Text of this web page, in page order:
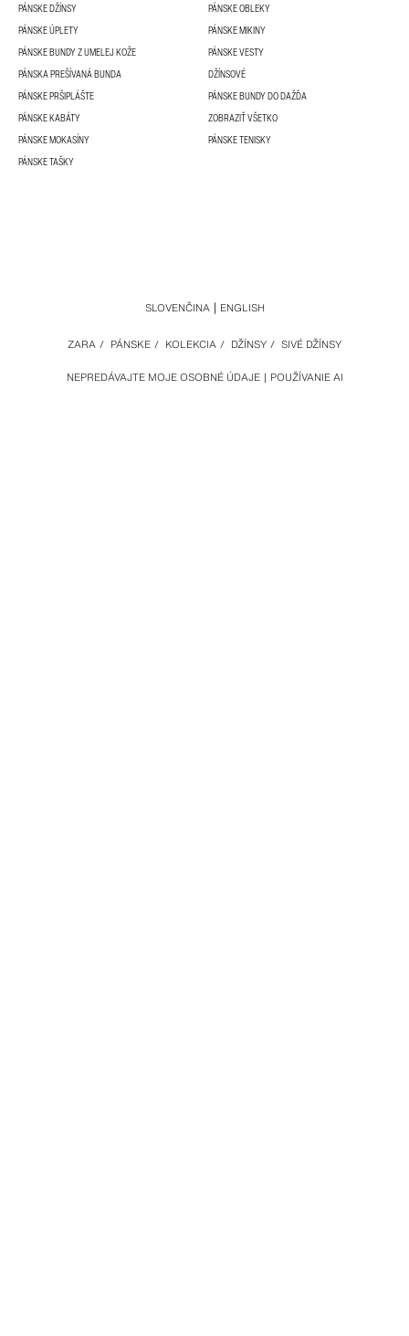
PÁNSKE DŽÍNSY
PÁNSKE OBLEKY
PÁNSKE ÚPLETY
PÁNSKE MIKINY
PÁNSKE BUNDY Z UMELEJ KOŽE
PÁNSKE VESTY
PÁNSKA PREŠÍVANÁ BUNDA
DŽÍNSOVÉ
PÁNSKE PRŠIPLÁŠTE
PÁNSKE BUNDY DO DAŽĎA
PÁNSKE KABÁTY
ZOBRAZIŤ VŠETKO
PÁNSKE MOKASÍNY
PÁNSKE TENISKY
PÁNSKE TAŠKY
NEPREDÁVAJTE MOJE OSOBNÉ ÚDAJE POUŽÍVANIE AI
ZARA / PÁNSKE / KOLEKCIA / DŽÍNSY / SIVÉ DŽÍNSY
SLOVENČINA ENGLISH